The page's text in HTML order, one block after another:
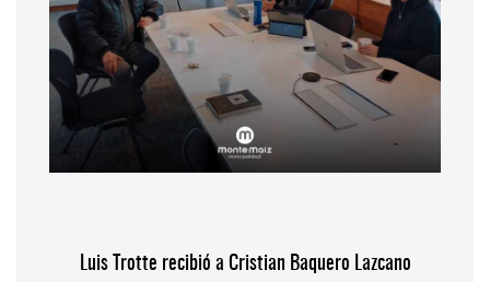
Luis Trotte recibió a Cristian Baquero Lazcano